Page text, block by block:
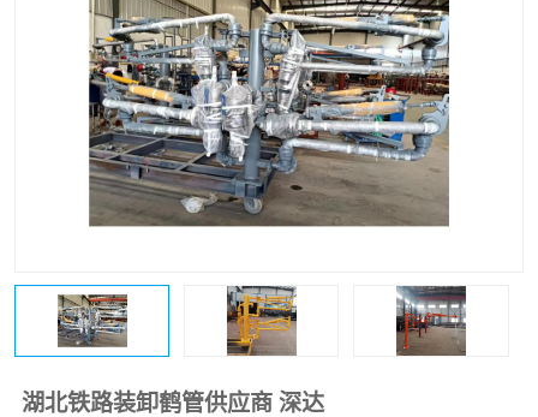
湖北铁路装卸鹤管供应商 深达
液氨装鹤管 潜油泵鹤管
流体装卸臂 输油臂
撬装鹤管 汽车鹤管
火车鹤管